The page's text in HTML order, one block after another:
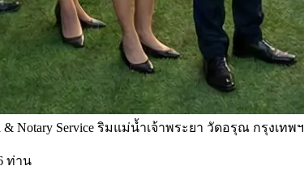
Notary Service ริมแม่น้ำเจ้าพระยา วัดอรุณ กรุงเทพฯ
ท่าน